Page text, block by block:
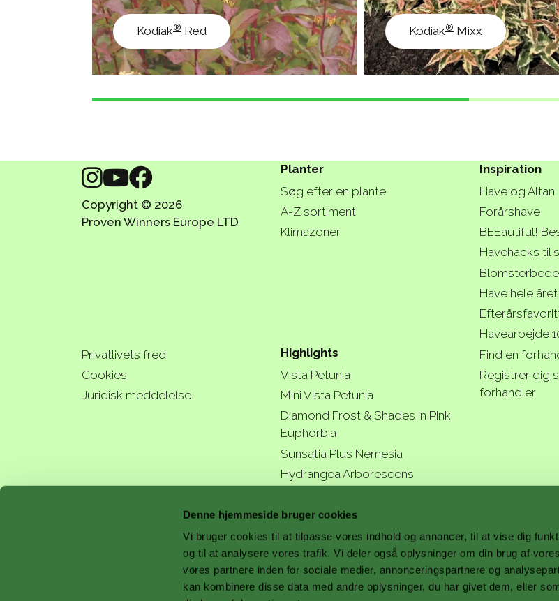
Denne hjemmeside bruger cookies
Vi bruger cookies til at tilpasse vores indhold og annoncer, til at vise dig
og til at analysere vores trafik. Vi deler også oplysninger om din brug af
vores partnere inden for sociale medier, annonceringspartnere og
kan kombinere disse data med andre oplysninger, du har givet dem, eller
Kodiak® Red Kodiak® Mixx
Copyright © 2026
Proven Winners Europe LTD
Planter
Søg efter en plante
A-Z sortiment
Klimazoner
Inspiration
Have og Altan
Forårshave
BEEautiful!
Havehacks til
Have hele
Havearbejde
Privatlivets fred
Cookies
Juridisk meddelelse
Highlights
Vista Petunia
Mini Vista Petunia
Diamond Frost & Shades in Pink
Euphorbia
Sunsatia Plus Nemesia
Hydrangea Arborescens
Find en
Registrer dig
forhandler
a better